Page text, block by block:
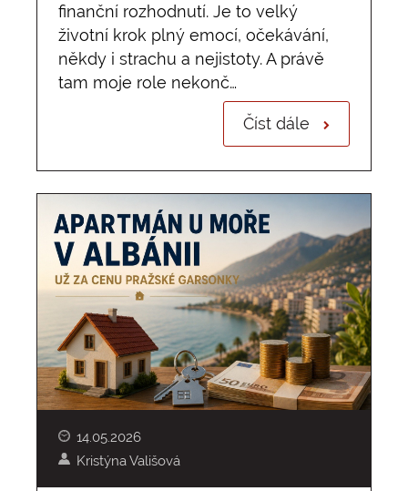
finanční rozhodnutí. Je to velký
životní krok plný emocí, očekávání,
někdy i strachu a nejistoty. A právě
tam moje role nekonč…
Číst dále
14.05.2026
Kristýna Vališová